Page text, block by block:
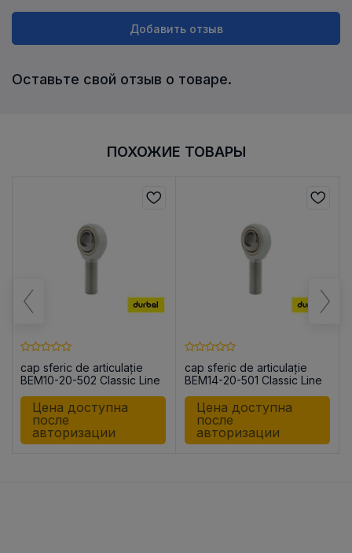
Добавить отзыв
Оставьте свой отзыв о товаре.
ПОХОЖИЕ ТОВАРЫ
cap sferic de articulație
BEM10-20-502 Classic Line
Цена доступна
после
авторизации
cap sferic de articulație
BEM14-20-501 Classic Line
Цена доступна
после
авторизации